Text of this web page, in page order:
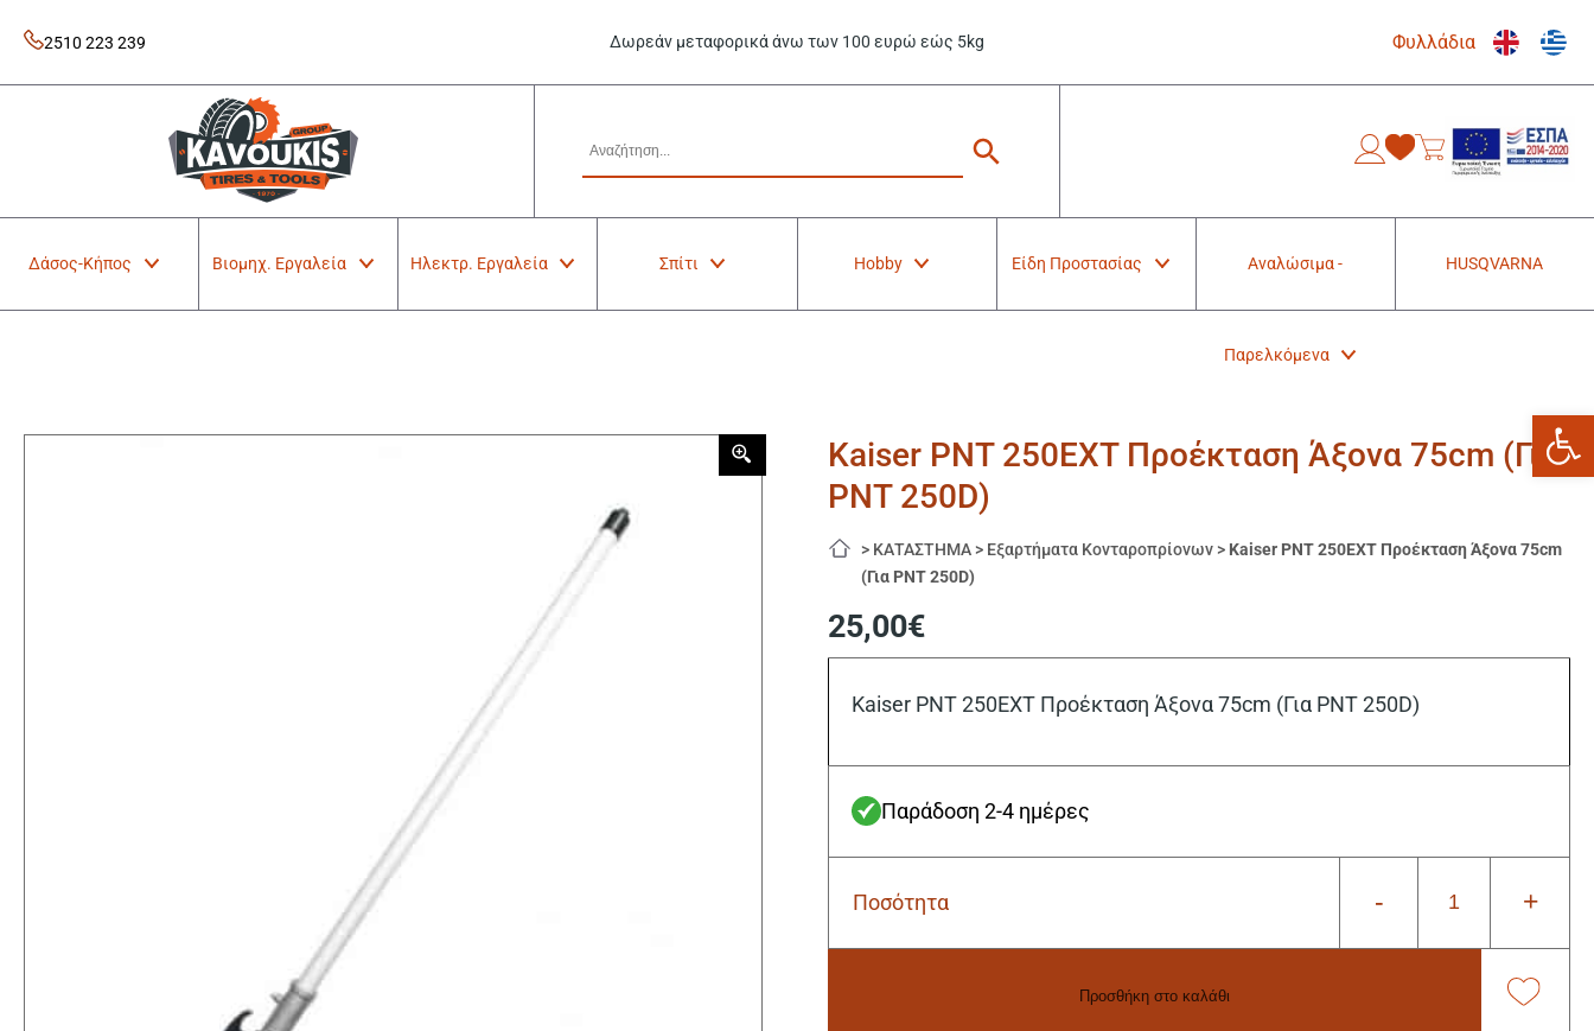
content
2510 223 239 Δωρεάν μεταφορικά άνω των 100 ευρώ εώς 5kg Φυλλάδια
Kavoukis Tools
Tires & Tools
Δάσος-Κήπος Βιομηχ. Εργαλεία Ηλεκτρ. Εργαλεία Σπίτι Hobby Είδη Προστασίας Αναλώσιμα -
Παρελκόμενα
HUSQVARNA
Kaiser PNT 250EXT Προέκταση Άξονα 75cm (Για
PNT 250D)
> ΚΑΤΑΣΤΗΜΑ > Εξαρτήματα Κονταροπρίονων > Kaiser PNT 250EXT Προέκταση Άξονα 75cm
(Για PNT 250D)
25,00€
Kaiser PNT 250EXT Προέκταση Άξονα 75cm (Για PNT 250D)
Παράδοση 2-4 ημέρες
Ποσότητα -
Kaiser
+
Προσθήκη στο καλάθι